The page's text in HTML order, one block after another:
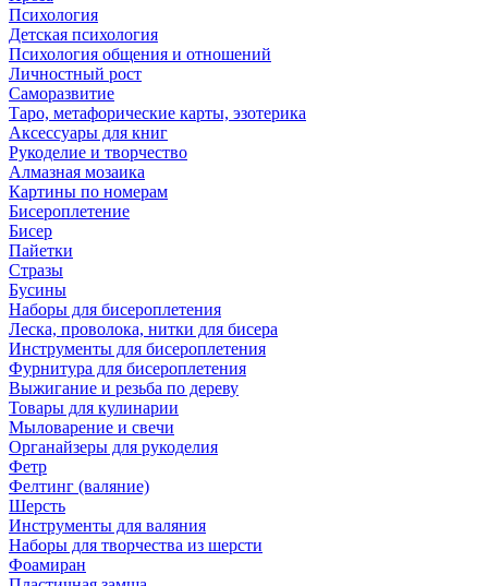
Психология
Детская психология
Психология общения и отношений
Личностный рост
Саморазвитие
Таро, метафорические карты, эзотерика
Аксессуары для книг
Рукоделие и творчество
Алмазная мозаика
Картины по номерам
Бисероплетение
Бисер
Пайетки
Стразы
Бусины
Наборы для бисероплетения
Леска, проволока, нитки для бисера
Инструменты для бисероплетения
Фурнитура для бисероплетения
Выжигание и резьба по дереву
Товары для кулинарии
Мыловарение и свечи
Органайзеры для рукоделия
Фетр
Фелтинг (валяние)
Шерсть
Инструменты для валяния
Наборы для творчества из шерсти
Фоамиран